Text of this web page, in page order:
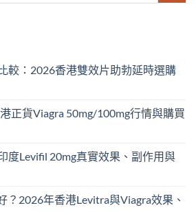
較：2026香港雙效片助勃延時選購
正貨Viagra 50mg/100mg行情與購買
度Levifil 20mg真實效果、副作用與
？2026年香港Levitra與Viagra效果、